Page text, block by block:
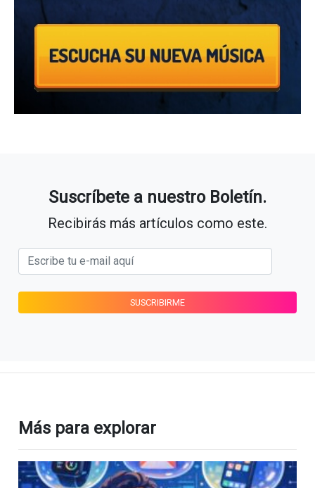
Suscríbete a nuestro Boletín.
Recibirás más artículos como este.
Más para explorar